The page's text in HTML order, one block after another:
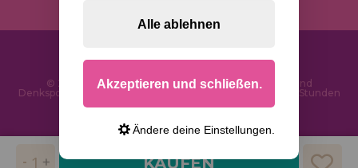
KAUFEN
© 2026 PuzzleLaden.de - Online-Shop für Puzzles und
Denksportaufgaben im Internet. Schnelle Lieferung in 24 Stunden
Alle ablehnen
Akzeptieren und schließen.
Ändere deine Einstellungen.